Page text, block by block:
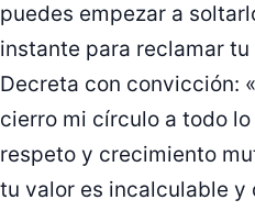
puedes empezar a
instante para reclamar
Decreta con convicción:
cierro mi círculo a todo lo
respeto y crecimiento
tu valor es incalculable y